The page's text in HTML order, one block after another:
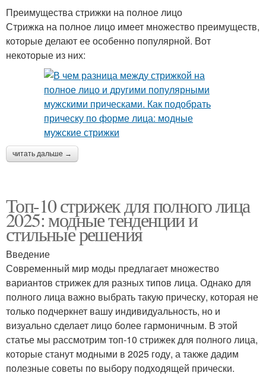
Преимущества стрижки на полное лицо
Стрижка на полное лицо имеет множество преимуществ,
которые делают ее особенно популярной. Вот
некоторые из них:
читать дальше →
Топ-10 стрижек для полного лица
2025: модные тенденции и
стильные решения
Введение
Современный мир моды предлагает множество
вариантов стрижек для разных типов лица. Однако для
полного лица важно выбрать такую прическу, которая не
только подчеркнет вашу индивидуальность, но и
визуально сделает лицо более гармоничным. В этой
статье мы рассмотрим топ-10 стрижек для полного лица,
которые станут модными в 2025 году, а также дадим
полезные советы по выбору подходящей прически.